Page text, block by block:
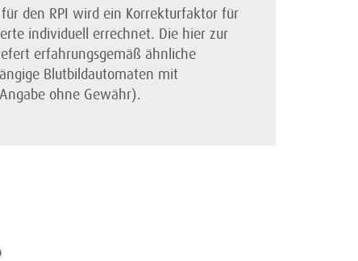
den RPI wird ein Korrekturfaktor für
individuell errechnet. Die hier zur
erfahrungsgemäß ähnliche
Blutbildautomaten mit
ohne Gewähr).